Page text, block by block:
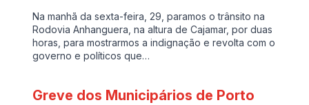
Na manhã da sexta-feira, 29, paramos o trânsito na
Rodovia Anhanguera, na altura de Cajamar, por duas
horas, para mostrarmos a indignação e revolta com o
governo e políticos que…
Greve dos Municipários de Porto